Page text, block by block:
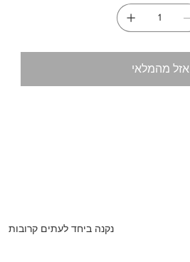
אזל מהמלאי
נקנה ביחד לעתים קרובות